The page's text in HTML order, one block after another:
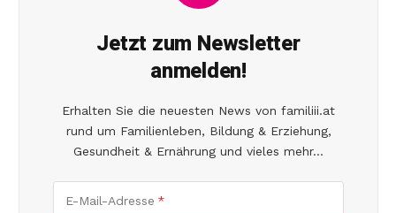
Jetzt zum Newsletter
anmelden!
Erhalten Sie die neuesten News von familiii.at
rund um Familienleben, Bildung & Erziehung,
Gesundheit & Ernährung und vieles mehr...
E-Mail-Adresse